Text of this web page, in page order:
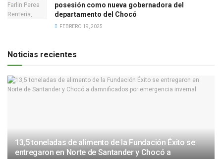
posesión como nueva gobernadora del
departamento del Chocó
FEBRERO 19, 2025
Noticias recientes
13,5 toneladas de alimento de la Fundación Éxito se
entregaron en Norte de Santander y Chocó a